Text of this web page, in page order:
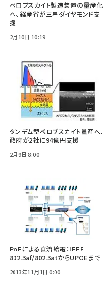
ペロブスカイト製造装置の量産化
へ、経産省が三星ダイヤモンド支
援
2月10日 10:19
タンデム型ペロブスカイト量産へ、
政府が2社に94億円支援
2月9日 8:00
PoEによる直流給電：IEEE
802.3af/802.3atからUPOEまで
2013年11月1日 0:00